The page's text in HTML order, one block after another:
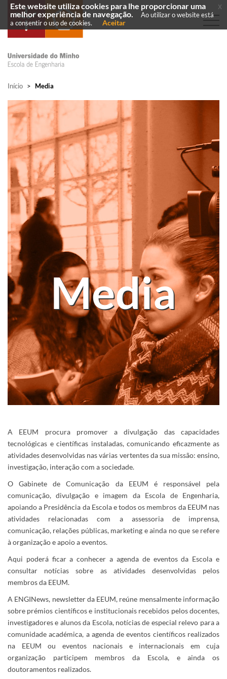
Início > Media
​Media
A EEUM procura promover a divulgação das capacidades
tecnológicas e científicas instaladas, comunicando eficazmente as
atividades desenvolvidas nas várias vertentes da sua missão: ensino,
investigação, interação com a sociedade.
O Gabinete de Comunicação da EEUM é responsável pela
comunicação, divulgação e imagem da Escola de Engenharia,
apoiando a Presidência da Escola e todos os membros da EEUM nas
atividades relacionadas com a assessoria de imprensa,
comunicação, relações públicas, marketing e ainda no que se refere
à organização e apoio a eventos.
Aqui poderá ficar a conhecer a agenda de eventos da Escola e
consultar notícias sobre as atividades desenvolvidas pelos
membros da EEUM.
A ENGINews, newsletter da EEUM, reúne mensalmente informação
sobre prémios científicos e institucionais recebidos pelos docentes,
investigadores e alunos da Escola, notícias de especial relevo para a
comunidade académica, a agenda de eventos científicos realizados
na EEUM ou eventos nacionais e internacionais em cuja
organização participem membros da Escola, e ainda os
doutoramentos realizados.
Este website utiliza cookies para lhe proporcionar uma
melhor experiência de navegação.
Ao utilizar o website está
a consentir o uso de cookies.
Aceitar
x